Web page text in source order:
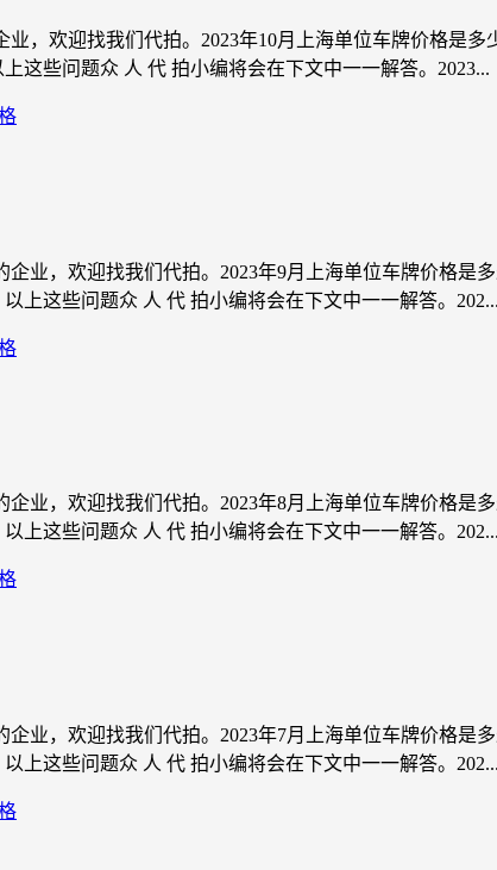
，欢迎找我们代拍。2023年10月上海单位车牌价格是
这些问题众 人 代 拍小编将会在下文中一一解答。2023...
业，欢迎找我们代拍。2023年9月上海单位车牌价格是
上这些问题众 人 代 拍小编将会在下文中一一解答。202...
业，欢迎找我们代拍。2023年8月上海单位车牌价格是
上这些问题众 人 代 拍小编将会在下文中一一解答。202...
业，欢迎找我们代拍。2023年7月上海单位车牌价格是
上这些问题众 人 代 拍小编将会在下文中一一解答。202...